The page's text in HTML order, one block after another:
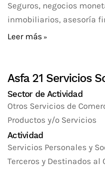
Seguros, negocios
inmobiliarios, asesoría
Leer más
Asfa 21 Servicios
Sector de Actividad
Otros Servicios de
Productos y/o Servicios
Actividad
Servicios Personales y
Terceros y Destinados al